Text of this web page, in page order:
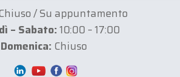
/ Su appuntamento
– Sabato:10:00 – 17:00
Domenica: Chiuso